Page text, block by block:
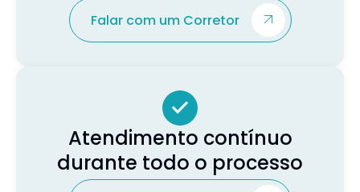
Falar com um Corretor
Atendimento contínuo
durante todo o processo